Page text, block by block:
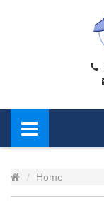
Home